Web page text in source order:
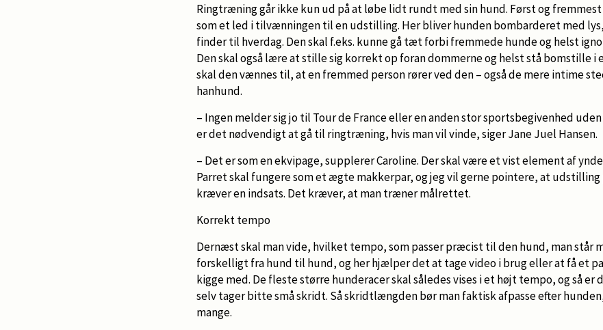
Ringtræning går ikke kun ud på at løbe lidt rundt med sin hund. Først og
som et led i tilvænningen til en udstilling. Her bliver hunden bombarderet med
finder til hverdag. Den skal f.eks. kunne gå tæt forbi fremmede hunde og helst
Den skal også lære at stille sig korrekt op foran dommerne og helst stå bomstille i
skal den vænnes til, at en fremmed person rører ved den – også de mere intime
hanhund.
– Ingen melder sig jo til Tour de France eller en anden stor sportsbegivenhed
er det nødvendigt at gå til ringtræning, hvis man vil vinde, siger Jane Juel Hansen.
– Det er som en ekvipage, supplerer Caroline. Der skal være et vist element af
Parret skal fungere som et ægte makkerpar, og jeg vil gerne pointere, at
kræver en indsats. Det kræver, at man træner målrettet.
Korrekt tempo
Dernæst skal man vide, hvilket tempo, som passer præcist til den hund, man står
forskelligt fra hund til hund, og her hjælper det at tage video i brug eller at få et
kigge med. De fleste større hunderacer skal således vises i et højt tempo, og så er
selv tager bitte små skridt. Så skridtlængden bør man faktisk afpasse efter
mange.